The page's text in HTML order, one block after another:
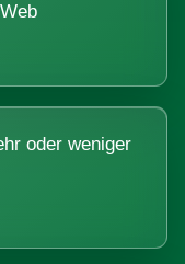
oder weniger